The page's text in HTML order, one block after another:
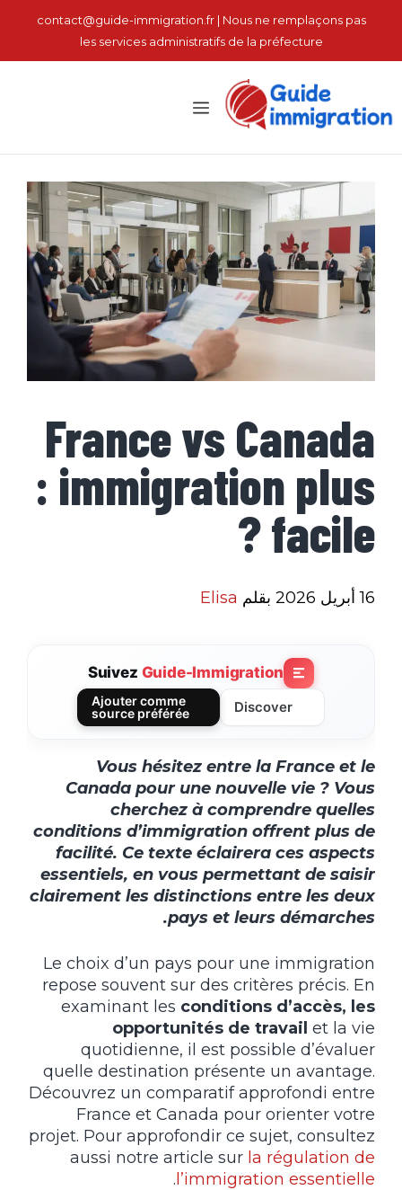
contact@guide-immigration.fr | Nous ne remplaçons pas
les services administratifs de la préfecture
القائمة
France vs Canada
: immigration plus
facile ?
16 أبريل 2026 بقلم Elisa
Suivez Guide-Immigration
Discover
Ajouter comme
source préférée
Vous hésitez entre la France et le
Canada pour une nouvelle vie ? Vous
cherchez à comprendre quelles
conditions d’immigration offrent plus de
facilité. Ce texte éclairera ces aspects
essentiels, en vous permettant de saisir
clairement les distinctions entre les deux
pays et leurs démarches.
Le choix d’un pays pour une immigration
repose souvent sur des critères précis. En
examinant les conditions d’accès, les
opportunités de travail et la vie
quotidienne, il est possible d’évaluer
quelle destination présente un avantage.
Découvrez un comparatif approfondi entre
France et Canada pour orienter votre
projet. Pour approfondir ce sujet, consultez
aussi notre article sur la régulation de
l’immigration essentielle
.